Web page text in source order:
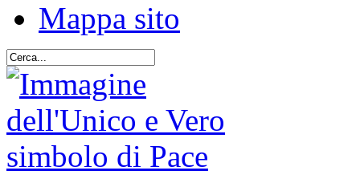
Mappa sito